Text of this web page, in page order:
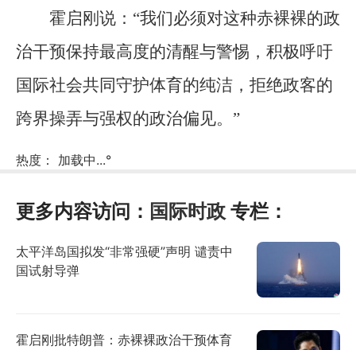
霍启刚说：“我们必须对这种赤裸裸的政
治干预保持最高度的清醒与警惕，积极呼吁
国际社会共同守护体育的纯洁，拒绝政客的
跨界操弄与强权的政治偏见。”
热度： 加载中...°
更多内容访问： 国际时政 专栏：
太平洋岛国拟发“非常强硬”声明 谴责中
国试射导弹
霍启刚批特朗普：赤裸裸政治干预体育